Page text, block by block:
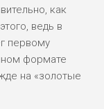
как
ведь в
первому
формате
на «золотые